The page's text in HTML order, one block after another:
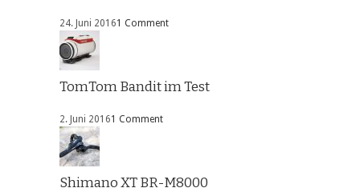
24. Juni 20161 Comment
TomTom Bandit im Test
2. Juni 20161 Comment
Shimano XT BR-M8000